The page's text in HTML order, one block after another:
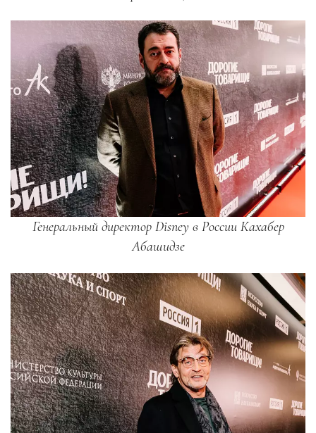
Генеральный директор Disney в России Кахабер
Абашидзе